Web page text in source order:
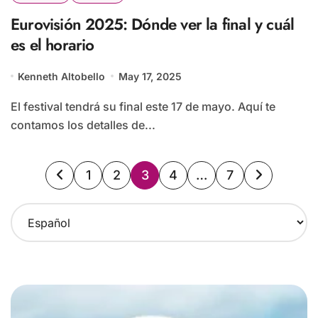
Eurovisión 2025: Dónde ver la final y cuál
es el horario
Kenneth Altobello May 17, 2025
El festival tendrá su final este 17 de mayo. Aquí te
contamos los detalles de...
Paginación
de
entradas
1 2 3 4 … 7
C
h
e